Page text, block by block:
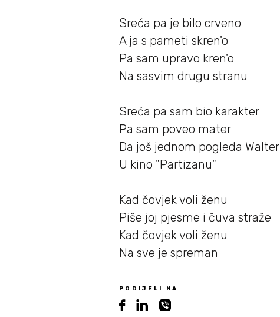
Sreća pa je bilo crveno
A ja s pameti skren'o
Pa sam upravo kren'o
Na sasvim drugu stranu
Sreća pa sam bio karakter
Pa sam poveo mater
Da još jednom pogleda Walter
U kino "Partizanu"
Kad čovjek voli ženu
Piše joj pjesme i čuva straže
Kad čovjek voli ženu
Na sve je spreman
PODIJELI NA